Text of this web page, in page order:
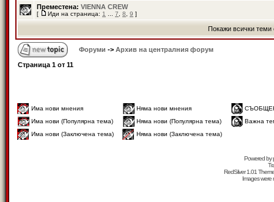
Преместена: VIENNA CREW
[ Иди на страница: 1 7 8 9 ]
Покажи всички теми
Форуми -> Архив на централния форум
Страница 1 от 11
Има нови мнения Няма нови мнения
Има нови (Популярна тема)
Няма нови (Популярна тема)
Важна
Има нови (Заключена тема)
Няма нови (Заключена тема)
Powered by
RedSilver 1.01
Images were